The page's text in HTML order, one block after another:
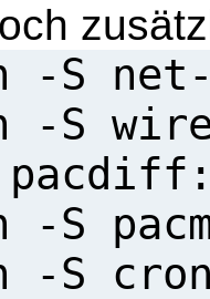
-S
-S
-S
-S